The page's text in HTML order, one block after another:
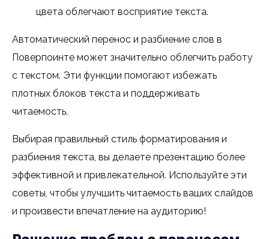
цвета облегчают восприятие текста.
Автоматический перенос и разбиение слов в
Поверпоинте может значительно облегчить работу
с текстом. Эти функции помогают избежать
плотных блоков текста и поддерживать
читаемость.
Выбирая правильный стиль форматирования и
разбиения текста, вы делаете презентацию более
эффективной и привлекательной. Используйте эти
советы, чтобы улучшить читаемость ваших слайдов
и произвести впечатление на аудиторию!